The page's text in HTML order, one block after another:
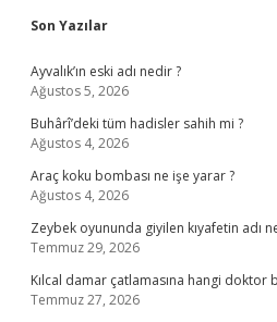
Sidebar
Son Yazılar
Ayvalık’ın eski adı nedir ?
Ağustos 5, 2026
Buhârî’deki tüm hadisler sahih mi ?
Ağustos 4, 2026
Araç koku bombası ne işe yarar ?
Ağustos 4, 2026
Zeybek oyununda giyilen kıyafetin adı
Temmuz 29, 2026
Kılcal damar çatlamasına hangi doktor
Temmuz 27, 2026